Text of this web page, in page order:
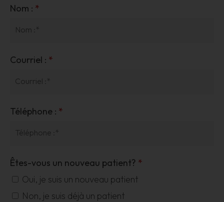
Nom : *
Courriel : *
Téléphone : *
Êtes-vous un nouveau patient? *
Oui, je suis un nouveau patient
Non, je suis déjà un patient